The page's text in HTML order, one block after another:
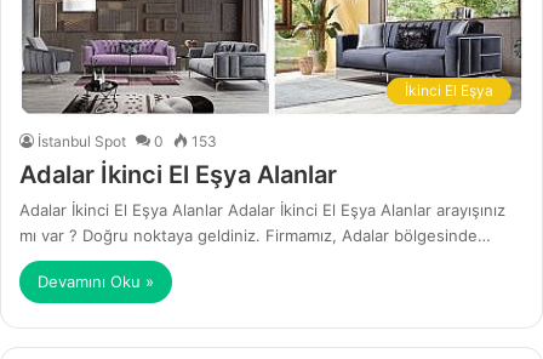
İkinci El Eşya
İstanbul Spot 0 153
Adalar İkinci El Eşya Alanlar
Adalar İkinci El Eşya Alanlar Adalar İkinci El Eşya Alanlar arayışınız
mı var ? Doğru noktaya geldiniz. Firmamız, Adalar bölgesinde…
Devamını Oku »